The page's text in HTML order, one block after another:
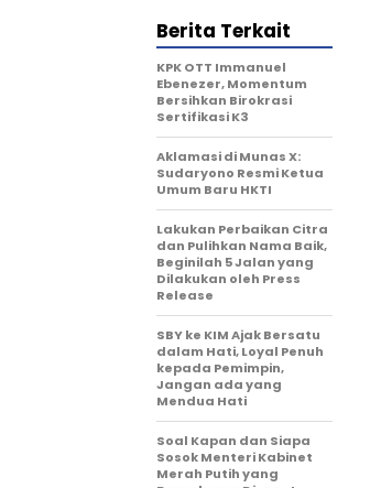
Berita Terkait
KPK OTT Immanuel
Ebenezer, Momentum
Bersihkan Birokrasi
Sertifikasi K3
Aklamasi di Munas X:
Sudaryono Resmi Ketua
Umum Baru HKTI
Lakukan Perbaikan Citra
dan Pulihkan Nama Baik,
Beginilah 5 Jalan yang
Dilakukan oleh Press
Release
SBY ke KIM Ajak Bersatu
dalam Hati, Loyal Penuh
kepada Pemimpin,
Jangan ada yang
Mendua Hati
Soal Kapan dan Siapa
Sosok Menteri Kabinet
Merah Putih yang